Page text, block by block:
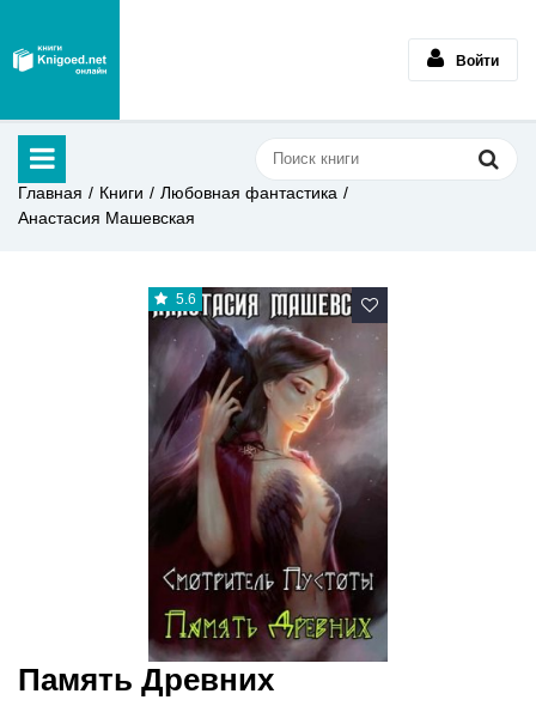
Войти
Главная Книги
Любовная фантастика
Анастасия Машевская
5.6
Память Древних